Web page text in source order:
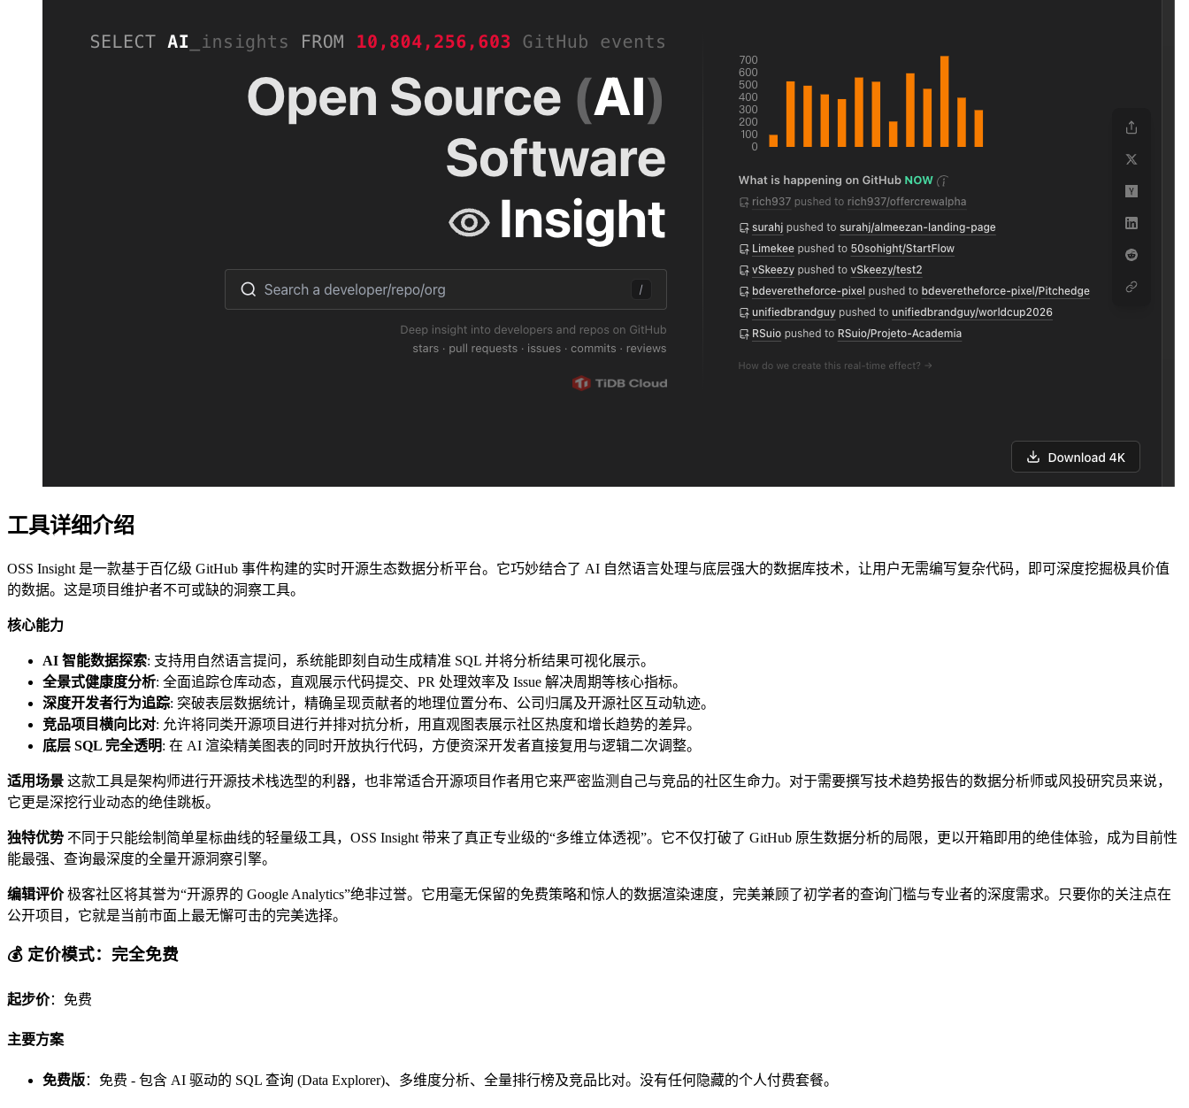
工具详细介绍
OSS Insight 是一款基于百亿级 GitHub 事件构建的实时开源生态数据分析平台。它巧妙结合了 AI 自然语言处理与底层强大的数据库技术，让用户无需编写复杂代码，即可深度挖掘极具价值
的数据。这是项目维护者不可或缺的洞察工具。
核心能力
AI 智能数据探索: 支持用自然语言提问，系统能即刻自动生成精准 SQL 并将分析结果可视化展示。
全景式健康度分析: 全面追踪仓库动态，直观展示代码提交、PR 处理效率及 Issue 解决周期等核心指标。
深度开发者行为追踪: 突破表层数据统计，精确呈现贡献者的地理位置分布、公司归属及开源社区互动轨迹。
竞品项目横向比对: 允许将同类开源项目进行并排对抗分析，用直观图表展示社区热度和增长趋势的差异。
底层 SQL 完全透明: 在 AI 渲染精美图表的同时开放执行代码，方便资深开发者直接复用与逻辑二次调整。
适用场景 这款工具是架构师进行开源技术栈选型的利器，也非常适合开源项目作者用它来严密监测自己与竞品的社区生命力。对于需要撰写技术趋势报告的数据分析师或风投研究员来说，
它更是深挖行业动态的绝佳跳板。
独特优势 不同于只能绘制简单星标曲线的轻量级工具，OSS Insight 带来了真正专业级的“多维立体透视”。它不仅打破了 GitHub 原生数据分析的局限，更以开箱即用的绝佳体验，成为目前性
能最强、查询最深度的全量开源洞察引擎。
编辑评价极客社区将其誉为“开源界的 Google Analytics”绝非过誉。它用毫无保留的免费策略和惊人的数据渲染速度，完美兼顾了初学者的查询门槛与专业者的深度需求。只要你的关注点在
公开项目，它就是当前市面上最无懈可击的完美选择。
💰 定价模式：完全免费
起步价：免费
主要方案
免费版：免费 - 包含 AI 驱动的 SQL 查询 (Data Explorer)、多维度分析、全量排行榜及竞品比对。没有任何隐藏的个人付费套餐。